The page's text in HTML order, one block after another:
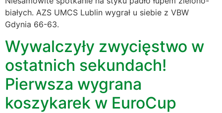
białych. AZS UMCS Lublin wygrał u siebie z VBW
Gdynia 66-63.
Wywalczyły zwycięstwo w
ostatnich sekundach!
Pierwsza wygrana
koszykarek w EuroCup